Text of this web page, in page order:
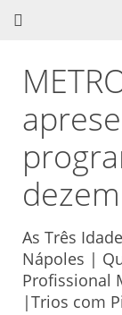
As Três
Nápoles |
Profissional
|Trios com